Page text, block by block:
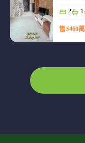
2 1
售 $460萬